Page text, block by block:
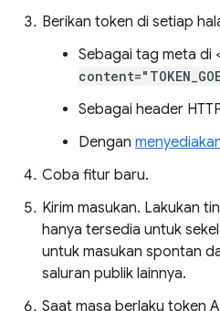
Berikan token di setiap
Sebagai tag meta di
Sebagai header
Dengan
Coba fitur baru.
Kirim masukan. Lakukan
hanya tersedia untuk
untuk masukan spontan
saluran publik lainnya.
Saat masa berlaku token